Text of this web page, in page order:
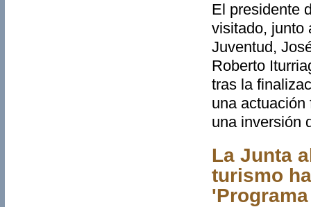
El presidente
visitado, junto
Juventud,
Roberto
tras la
una
una inversión
La Junta
turismo